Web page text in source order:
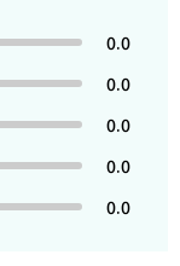
0.0
0.0
0.0
0.0
0.0